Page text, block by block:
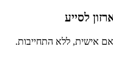
לסייע
אישית, ללא התחייבות.